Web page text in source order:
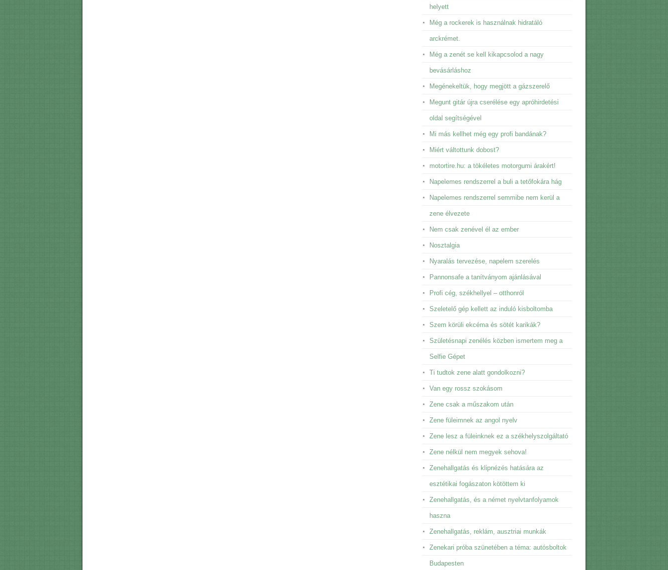
helyett
Még a rockerek is használnak hidratáló
arckrémet.
Még a zenét se kell kikapcsolod a nagy
bevásárláshoz
Megénekeltük, hogy megjött a gázszerelő
Megunt gitár újra cserélése egy apróhirdetési
oldal segítségével
Mi más kellhet még egy profi bandának?
Miért váltottunk dobost?
motortire.hu: a tökéletes motorgumi árakért!
Napelemes rendszerrel a buli a tetőfokára hág
Napelemes rendszerrel semmibe nem kerül a
zene élvezete
Nem csak zenével él az ember
Nosztalgia
Nyaralás tervezése, napelem szerelés
Pannonsafe a tanítványom ajánlásával
Profi cég, székhellyel – otthonról
Szeletelő gép kellett az induló kisboltomba
Szem körüli ekcéma és sötét karikák?
Születésnapi zenélés közben ismertem meg a
Selfie Gépet
Ti tudtok zene alatt gondolkozni?
Van egy rossz szokásom
Zene csak a műszakom után
Zene füleimnek az angol nyelv
Zene lesz a füleinknek ez a székhelyszolgáltató
Zene nélkül nem megyek sehova!
Zenehallgatás és klipnézés hatására az
esztétikai fogászaton kötöttem ki
Zenehallgatás, és a német nyelvtanfolyamok
haszna
Zenehallgatás, reklám, ausztriai munkák
Zenekari próba szünetében a téma: autósboltok
Budapesten